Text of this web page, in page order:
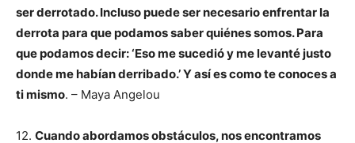
ser derrotado. Incluso puede ser necesario enfrentar la
derrota para que podamos saber quiénes somos. Para
que podamos decir: ‘Eso me sucedió y me levanté justo
donde me habían derribado.’ Y así es como te conoces a
ti mismo. – Maya Angelou
12. Cuando abordamos obstáculos, nos encontramos